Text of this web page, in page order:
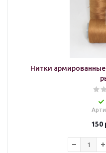
Нитки
150